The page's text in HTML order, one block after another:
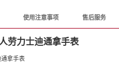
使用注意事项 售后服务
劳力士迪通拿手表
拿手表